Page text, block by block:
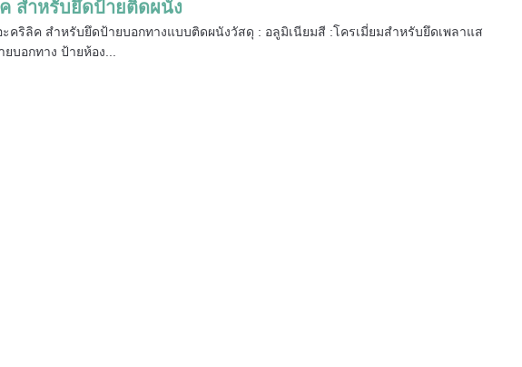
สำหรับยึดป้ายติดผนัง
คริลิค สำหรับยึดป้ายบอกทางแบบติดผนังวัสดุ : อลูมิเนียมสี :​โครเมี่ยมสำหรับยึดเพลาแส
บอกทาง ป้ายห้อง...